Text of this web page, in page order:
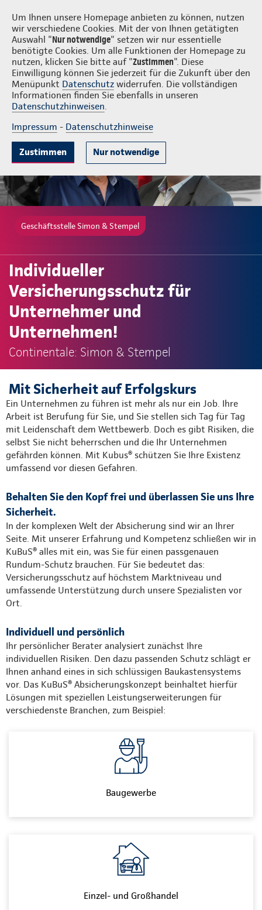
Um Ihnen unsere Homepage anbieten zu können, nutzen
wir verschiedene Cookies. Mit der von Ihnen getätigten
Auswahl "Nur notwendige" setzen wir nur essentielle
benötigte Cookies. Um alle Funktionen der Homepage zu
nutzen, klicken Sie bitte auf "Zustimmen". Diese
Einwilligung können Sie jederzeit für die Zukunft über den
Menüpunkt Datenschutz widerrufen. Die vollständigen
Informationen finden Sie ebenfalls in unseren
Datenschutzhinweisen.
Impressum - Datenschutzhinweise
Zustimmen Nur notwendige
Simon & Stempel Login
Gute Gründe Tarife & Leistungen Beratung & Angebot
Geschäftsstelle Simon & Stempel
Individueller
Versicherungsschutz für
Unternehmer und
Unternehmen!
Continentale: Simon & Stempel
Mit Sicherheit auf Erfolgskurs
Ein Unternehmen zu führen ist mehr als nur ein Job. Ihre
Arbeit ist Berufung für Sie, und Sie stellen sich Tag für Tag
mit Leidenschaft dem Wettbewerb. Doch es gibt Risiken, die
selbst Sie nicht beherrschen und die Ihr Unternehmen
gefährden können. Mit Kubus® schützen Sie Ihre Existenz
umfassend vor diesen Gefahren.
Behalten Sie den Kopf frei und überlassen Sie uns Ihre
Sicherheit.
In der komplexen Welt der Absicherung sind wir an Ihrer
Seite. Mit unserer Erfahrung und Kompetenz schließen wir in
KuBuS® alles mit ein, was Sie für einen passgenauen
Rundum-Schutz brauchen. Für Sie bedeutet das:
Versicherungsschutz auf höchstem Marktniveau und
umfassende Unterstützung durch unsere Spezialisten vor
Ort.
Individuell und persönlich
Ihr persönlicher Berater analysiert zunächst Ihre
individuellen Risiken. Den dazu passenden Schutz schlägt er
Ihnen anhand eines in sich schlüssigen Baukastensystems
vor. Das KuBuS® Absicherungskonzept beinhaltet hierfür
Lösungen mit speziellen Leistungserweiterungen für
verschiedenste Branchen, zum Beispiel:
Baugewerbe
Einzel- und Großhandel